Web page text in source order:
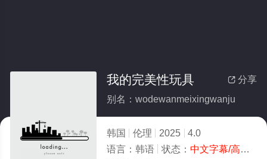
 分享
我的完美性玩具
别名：wodewanmeixingwanju
韩国 伦理 2025
4.0
语言： 韩语 状态： 中文字幕/高清